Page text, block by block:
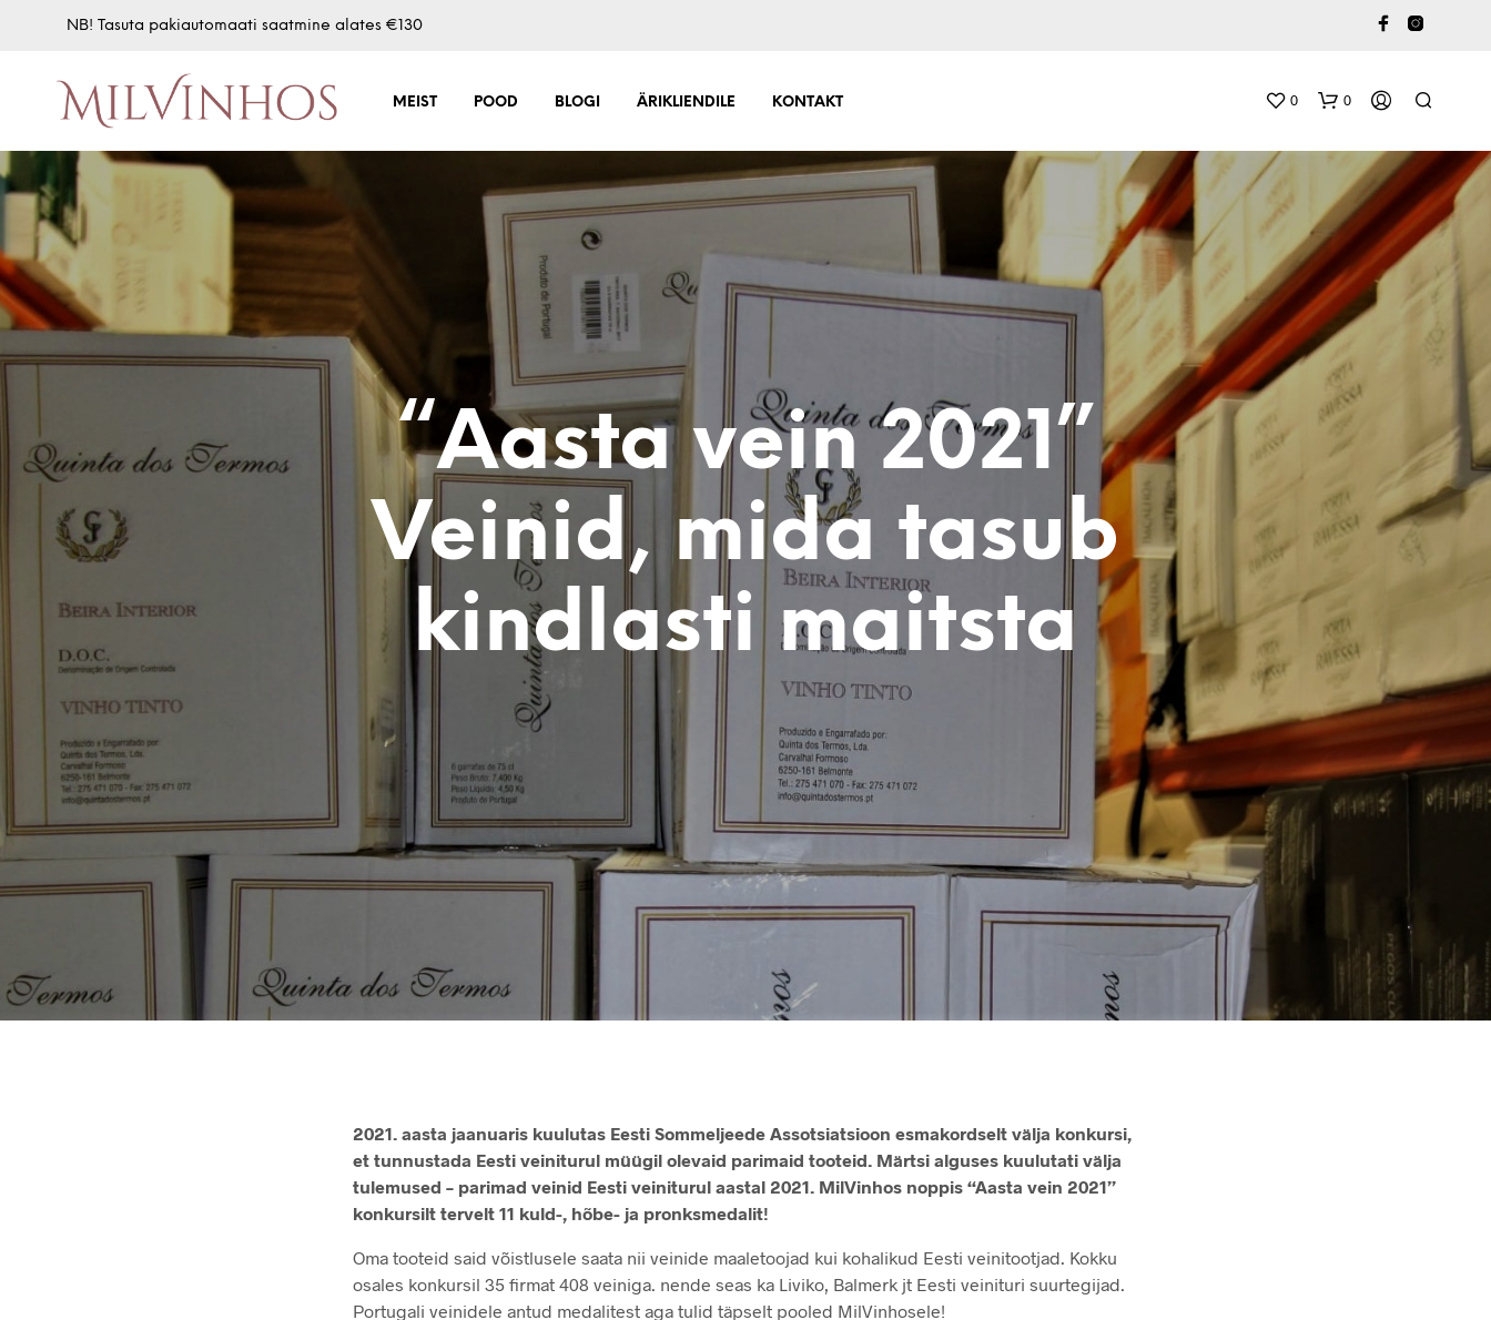
NB! Tasuta pakiautomaati saatmine alates €130
MEIST POOD BLOGI ÄRIKLIENDILE KONTAKT 0 0
O
E
D
“Aasta vein 2021”
Veinid, mida tasub
kindlasti maitsta
2021. aasta jaanuaris kuulutas Eesti Sommeljeede Assotsiatsioon esmakordselt välja konkursi,
et tunnustada Eesti veiniturul müügil olevaid parimaid tooteid. Märtsi alguses kuulutati välja
tulemused – parimad veinid Eesti veiniturul aastal 2021. MilVinhos noppis “Aasta vein 2021”
konkursilt tervelt 11 kuld-, hõbe- ja pronksmedalit!
Oma tooteid said võistlusele saata nii veinide maaletoojad kui kohalikud Eesti veinitootjad. Kokku
osales konkursil 35 firmat 408 veiniga. nende seas ka Liviko, Balmerk jt Eesti veinituri suurtegijad.
Portugali veinidele antud medalitest aga tulid täpselt pooled MilVinhosele!